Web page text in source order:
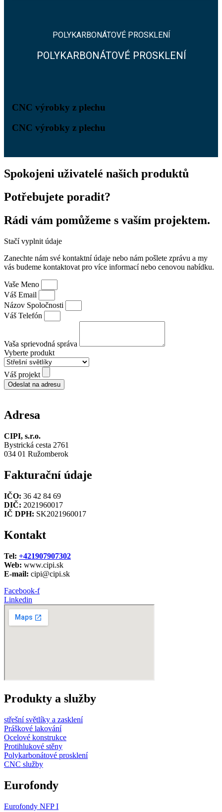
POLYKARBONÁTOVÉ PROSKLENÍ
POLYKARBONÁTOVÉ PROSKLENÍ
CNC výrobky z plechu
CNC výrobky z plechu
Spokojeni uživatelé našich produktů
Potřebujete poradit?
Rádi vám pomůžeme s vaším projektem.
Stačí vyplnit údaje
Zanechte nám své kontaktní údaje nebo nám pošlete zprávu a my
vás budeme kontaktovat pro více informací nebo cenovou nabídku.
Vaše Meno
Váš Email
Názov Spoločnosti
Váš Telefón
Vaša sprievodná správa
Vyberte produkt
Váš projekt
Odeslat na adresu
Adresa
CIPI, s.r.o.
Bystrická cesta 2761
034 01 Ružomberok
Fakturační údaje
IČO: 36 42 84 69
DIČ: 2021960017
IČ DPH: SK2021960017
Kontakt
Tel: +421907907302
Web: www.cipi.sk
E-mail: cipi@cipi.sk
Facebook-f
Linkedin
Produkty a služby
střešní světlíky a zasklení
Práškové lakování
Ocelové konstrukce
Protihlukové stěny
Polykarbonátové prosklení
CNC služby
Eurofondy
Eurofondy NFP I